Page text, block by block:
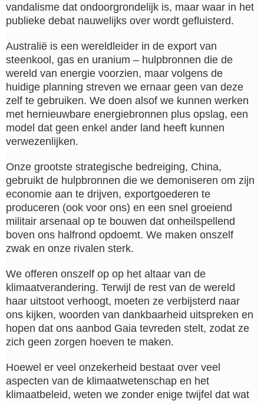
vandalisme dat ondoorgrondelijk is, maar waar in het
publieke debat nauwelijks over wordt gefluisterd.
Australië is een wereldleider in de export van
steenkool, gas en uranium – hulpbronnen die de
wereld van energie voorzien, maar volgens de
huidige planning streven we ernaar geen van deze
zelf te gebruiken. We doen alsof we kunnen werken
met hernieuwbare energiebronnen plus opslag, een
model dat geen enkel ander land heeft kunnen
verwezenlijken.
Onze grootste strategische bedreiging, China,
gebruikt de hulpbronnen die we demoniseren om zijn
economie aan te drijven, exportgoederen te
produceren (ook voor ons) en een snel groeiend
militair arsenaal op te bouwen dat onheilspellend
boven ons halfrond opdoemt. We maken onszelf
zwak en onze rivalen sterk.
We offeren onszelf op op het altaar van de
klimaatverandering. Terwijl de rest van de wereld
haar uitstoot verhoogt, moeten ze verbijsterd naar
ons kijken, woorden van dankbaarheid uitspreken en
hopen dat ons aanbod Gaia tevreden stelt, zodat ze
zich geen zorgen hoeven te maken.
Hoewel er veel onzekerheid bestaat over veel
aspecten van de klimaatwetenschap en het
klimaatbeleid, weten we zonder enige twijfel dat wat